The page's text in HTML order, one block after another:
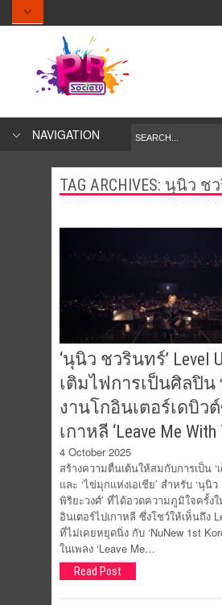
NAVIGATION
TAG ARCHIVES: นุนิว ช
‘นุนิว ชวรินทร์’ Level
เติมไฟการเป็นศิลปิน
งานโกอินเตอร์เดบิว
เกาหลี ‘Leave Me With
4 October 2025
สร้างความตื่นเต้นให้สมกับการเป็น ‘
และ ‘ไข่มุกแห่งเอเชีย’ สำหรับ ‘นุนิ
พิริยะวงศ์’ ที่ได้อวดความภูมิใจครั้ง
อินเตอร์ไปเกาหลี ซึ่งโชว์ให้เห็นถึง
ที่ไม่เคยหยุดนิ่ง กับ ‘NuNew 1st
ในเพลง ‘Leave Me…
Read Post